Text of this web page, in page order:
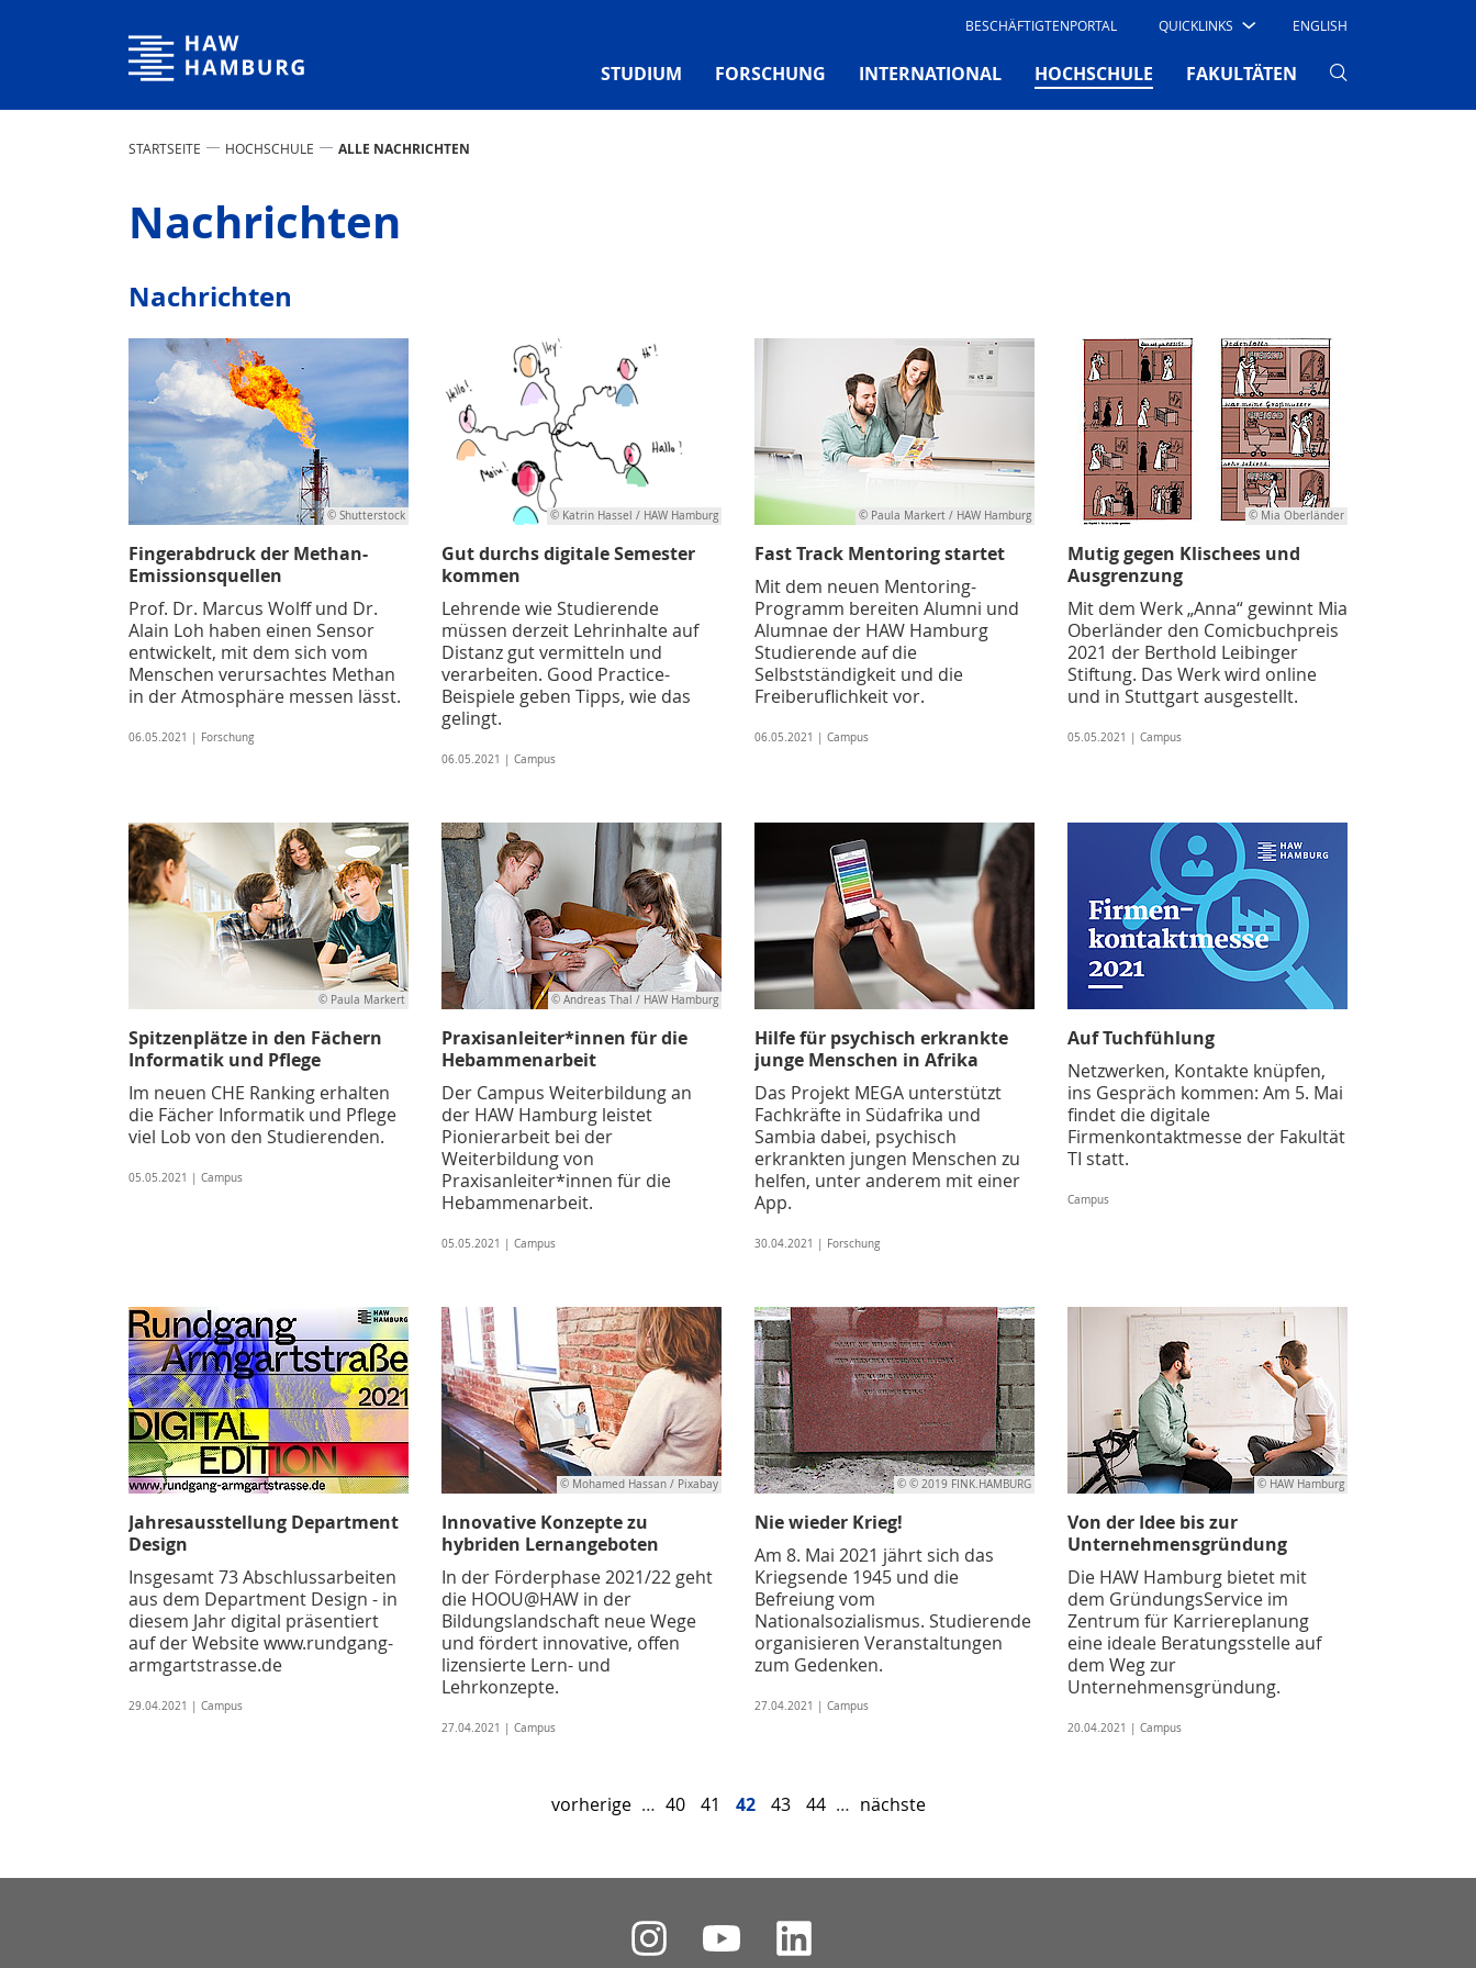
Hochschule für Angewandte Wissenschaften Hamburg BESCHÄFTIGTENPORTAL QUICKLINKS ENGLISH
STUDIUM FORSCHUNG INTERNATIONAL HOCHSCHULE (CURRENT)
FAKULTÄTEN
STARTSEITE HOCHSCHULE ALLE NACHRICHTEN
Nachrichten
Nachrichten
© Shutterstock
Fingerabdruck der Methan-
Emissionsquellen
Prof. Dr. Marcus Wolff und Dr.
Alain Loh haben einen Sensor
entwickelt, mit dem sich vom
Menschen verursachtes Methan
in der Atmosphäre messen lässt.
06.05.2021 | Forschung
© Katrin Hassel / HAW Hamburg
Gut durchs digitale Semester
kommen
Lehrende wie Studierende
müssen derzeit Lehrinhalte auf
Distanz gut vermitteln und
verarbeiten. Good Practice-
Beispiele geben Tipps, wie das
gelingt.
06.05.2021 | Campus
© Paula Markert / HAW Hamburg
Fast Track Mentoring startet
Mit dem neuen Mentoring-
Programm bereiten Alumni und
Alumnae der HAW Hamburg
Studierende auf die
Selbstständigkeit und die
Freiberuflichkeit vor.
06.05.2021 | Campus
© Mia Oberländer
Mutig gegen Klischees und
Ausgrenzung
Mit dem Werk „Anna“ gewinnt Mia
Oberländer den Comicbuchpreis
2021 der Berthold Leibinger
Stiftung. Das Werk wird online
und in Stuttgart ausgestellt.
05.05.2021 | Campus
© Paula Markert
Spitzenplätze in den Fächern
Informatik und Pflege
Im neuen CHE Ranking erhalten
die Fächer Informatik und Pflege
viel Lob von den Studierenden.
05.05.2021 | Campus
© Andreas Thal / HAW Hamburg
Praxisanleiter*innen für die
Hebammenarbeit
Der Campus Weiterbildung an
der HAW Hamburg leistet
Pionierarbeit bei der
Weiterbildung von
Praxisanleiter*innen für die
Hebammenarbeit.
05.05.2021 | Campus
Hilfe für psychisch erkrankte
junge Menschen in Afrika
Das Projekt MEGA unterstützt
Fachkräfte in Südafrika und
Sambia dabei, psychisch
erkrankten jungen Menschen zu
helfen, unter anderem mit einer
App.
30.04.2021 | Forschung
Auf Tuchfühlung
Netzwerken, Kontakte knüpfen,
ins Gespräch kommen: Am 5. Mai
findet die digitale
Firmenkontaktmesse der Fakultät
TI statt.
Campus
Jahresausstellung Department
Design
Insgesamt 73 Abschlussarbeiten
aus dem Department Design - in
diesem Jahr digital präsentiert
auf der Website www.rundgang-
armgartstrasse.de
29.04.2021 | Campus
© Mohamed Hassan / Pixabay
Innovative Konzepte zu
hybriden Lernangeboten
In der Förderphase 2021/22 geht
die HOOU@HAW in der
Bildungslandschaft neue Wege
und fördert innovative, offen
lizensierte Lern- und
Lehrkonzepte.
27.04.2021 | Campus
© © 2019 FINK.HAMBURG
Nie wieder Krieg!
Am 8. Mai 2021 jährt sich das
Kriegsende 1945 und die
Befreiung vom
Nationalsozialismus. Studierende
organisieren Veranstaltungen
zum Gedenken.
27.04.2021 | Campus
© HAW Hamburg
Von der Idee bis zur
Unternehmensgründung
Die HAW Hamburg bietet mit
dem GründungsService im
Zentrum für Karriereplanung
eine ideale Beratungsstelle auf
dem Weg zur
Unternehmensgründung.
20.04.2021 | Campus
vorherige … 40 41 42 43 44 … nächste